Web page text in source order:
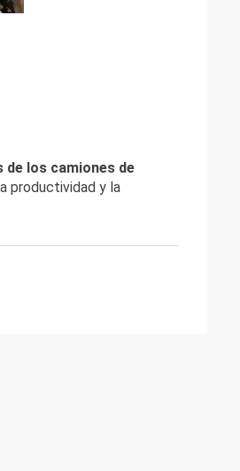
de los camiones de
productividad y la